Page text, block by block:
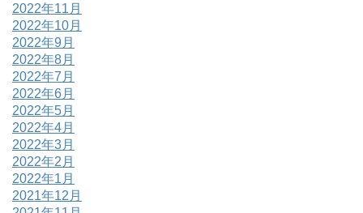
2022年11月
2022年10月
2022年9月
2022年8月
2022年7月
2022年6月
2022年5月
2022年4月
2022年3月
2022年2月
2022年1月
2021年12月